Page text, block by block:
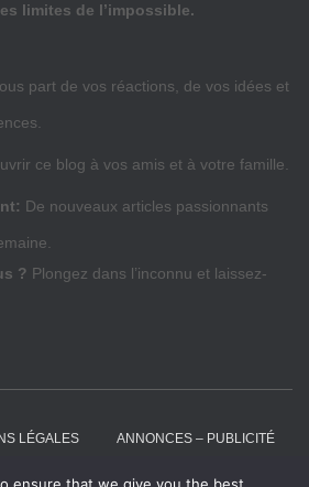
limites de l’impossible.
part de vos réactions, de vos idées et
ce blog à vos amis et à votre famille.
De nouveaux articles passionnants
? Plongez dans l’inconnu et laissez-
LÉGALES ANNONCES – PUBLICITÉ